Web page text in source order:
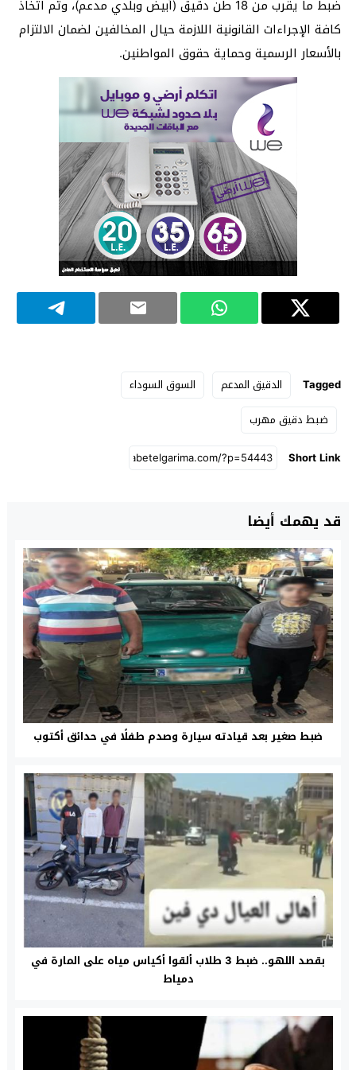
ضبط ما يقرب من 18 طن دقيق (أبيض وبلدي مدعم)، وتم اتخاذ
كافة الإجراءات القانونية اللازمة حيال المخالفين لضمان الالتزام
بالأسعار الرسمية وحماية حقوق المواطنين.
Tagged الدقيق المدعم
السوق السوداء
ضبط دقيق مهرب
Short Link
قد يهمك أيضا
ضبط صغير بعد قيادته سيارة وصدم طفلًا في حدائق أكتوب
بقصد اللهو.. ضبط 3 طلاب ألقوا أكياس مياه على المارة في
دمياط